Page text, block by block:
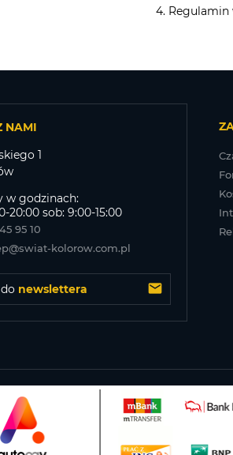
4. Regulamin
NAMI
1
w godzinach:
20:00 sob: 9:00-15:00
95 10
kolorow.com.pl
newslettera